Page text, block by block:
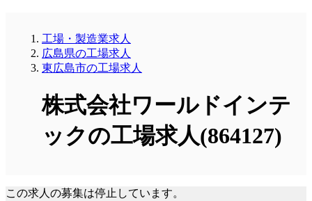
工場・製造業求人
広島県の工場求人
東広島市の工場求人
株式会社ワールドインテ
ックの工場求人(864127)
この求人の募集は停止しています。